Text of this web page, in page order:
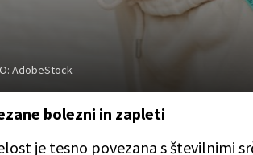
AdobeStock
bolezni in zapleti
je tesno povezana s številnimi